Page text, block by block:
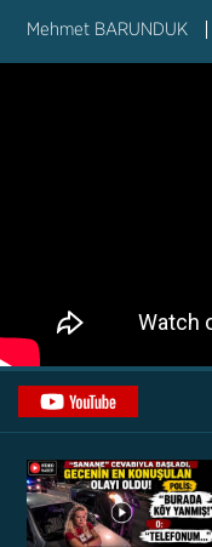
Mehmet BARUNDUK